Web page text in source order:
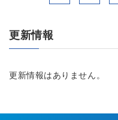
更新情報
更新情報はありません。